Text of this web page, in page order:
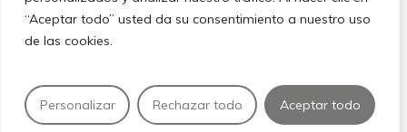
“Aceptar todo” usted da su consentimiento a nuestro uso
de las cookies.
Personalizar Rechazar todo Aceptar todo
Política de privacitat·Declaració
d’accessiblitat